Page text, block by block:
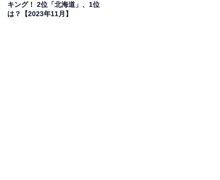
「知らない」と回答した人にどんな意味だと思うか聞い
キング！ 2位「北海道」、1位
は？【2023年11月】